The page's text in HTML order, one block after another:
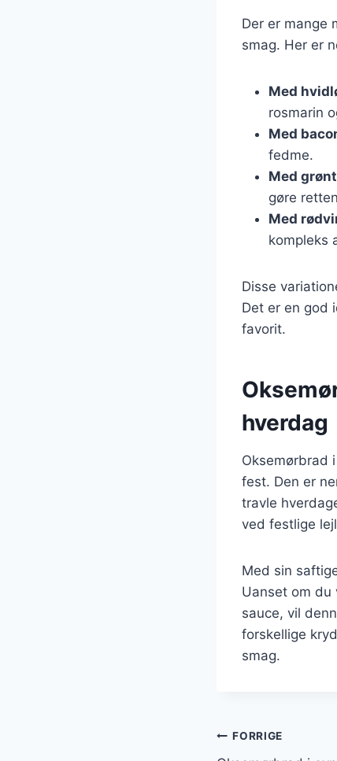
Der er mange
smag. Her er
Med
rosmarin
Med
fedme.
Med
gøre
Med
kompleks
Disse
Det er en god
favorit.
hverdag
Oksemørbrad
fest. Den er
travle
ved festlige
Med sin
Uanset om
sauce, vil
forskellige
smag.
FORRIGE